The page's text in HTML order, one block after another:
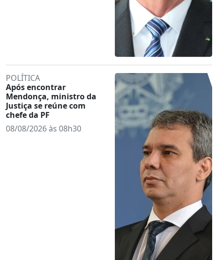
POLÍTICA
Após encontrar
Mendonça, ministro da
Justiça se reúne com
chefe da PF
08/08/2026 às 08h30